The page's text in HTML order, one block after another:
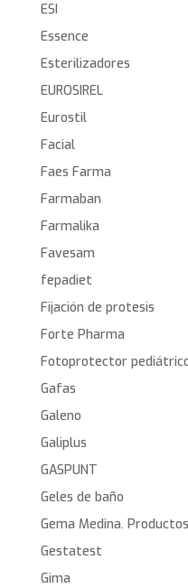
ESI
Essence
Esterilizadores
EUROSIREL
Eurostil
Facial
Faes Farma
Farmaban
Farmalika
Favesam
fepadiet
Fijación de protesis
Forte Pharma
Fotoprotector
Gafas
Galeno
Galiplus
GASPUNT
Geles de baño
Gema Medina.
Gestatest
Gima